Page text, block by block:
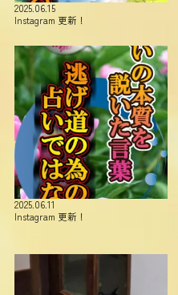
2025.06.15
Instagram 更新！
2025.06.11
Instagram 更新！